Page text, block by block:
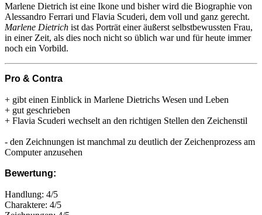
Marlene Dietrich ist eine Ikone und bisher wird die Biographie von
Alessandro Ferrari und Flavia Scuderi, dem voll und ganz gerecht.
Marlene Dietrich ist das Porträt einer äußerst selbstbewussten Frau,
in einer Zeit, als dies noch nicht so üblich war und für heute immer
noch ein Vorbild.
Pro & Contra
+ gibt einen Einblick in Marlene Dietrichs Wesen und Leben
+ gut geschrieben
+ Flavia Scuderi wechselt an den richtigen Stellen den Zeichenstil
- den Zeichnungen ist manchmal zu deutlich der Zeichenprozess am
Computer anzusehen
Bewertung:
Handlung: 4/5
Charaktere: 4/5